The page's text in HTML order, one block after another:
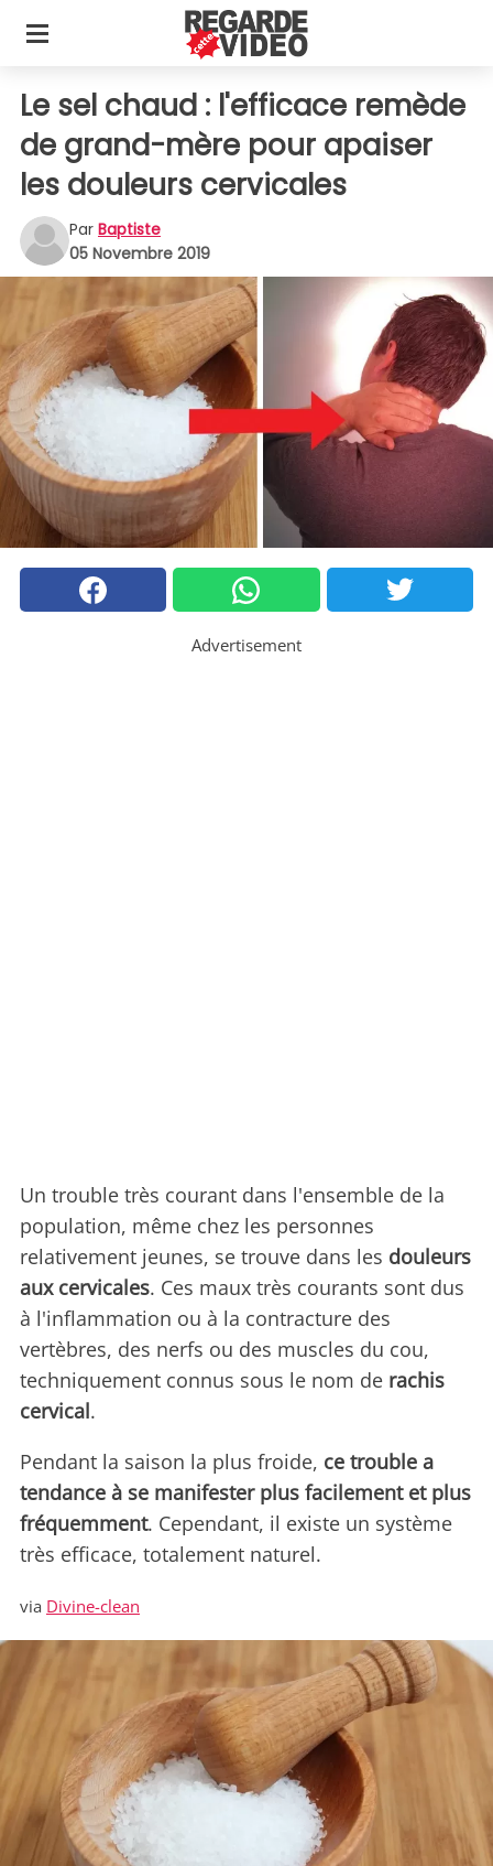
Le sel chaud : l'efficace remède
de grand-mère pour apaiser
les douleurs cervicales
Par Baptiste
05 Novembre 2019
Advertisement
Un trouble très courant dans l'ensemble de la
population, même chez les personnes
relativement jeunes, se trouve dans les douleurs
aux cervicales. Ces maux très courants sont dus
à l'inflammation ou à la contracture des
vertèbres, des nerfs ou des muscles du cou,
techniquement connus sous le nom de rachis
cervical.
Pendant la saison la plus froide, ce trouble a
tendance à se manifester plus facilement et plus
fréquemment. Cependant, il existe un système
très efficace, totalement naturel.
via Divine-clean